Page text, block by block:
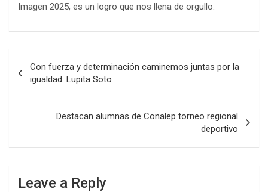
Imagen 2025, es un logro que nos llena de orgullo.
navigation
Con fuerza y determinación caminemos juntas por la
igualdad: Lupita Soto
Destacan alumnas de Conalep torneo regional
deportivo
Leave a Reply